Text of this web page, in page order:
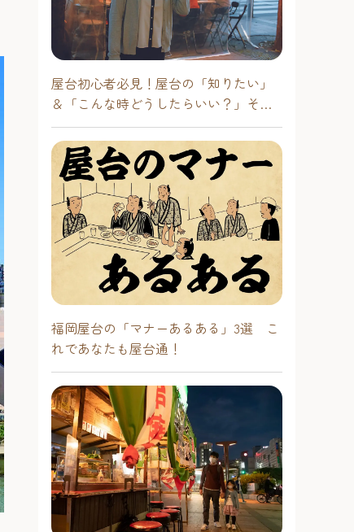
屋台初心者必見！屋台の「知りたい」
＆「こんな時どうしたらいい？」その
疑問に答えます！
福岡屋台の「マナーあるある」3選 こ
れであなたも屋台通！